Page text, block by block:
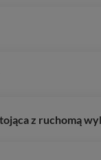
z ruchomą